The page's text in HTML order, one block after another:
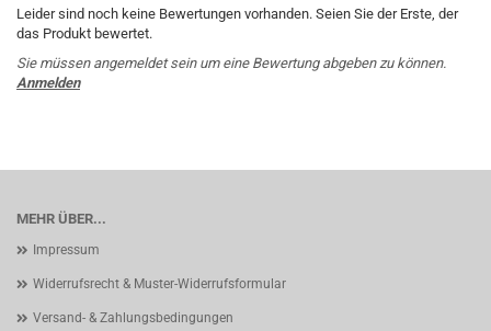
Leider sind noch keine Bewertungen vorhanden. Seien Sie der Erste, der
das Produkt bewertet.
Sie müssen angemeldet sein um eine Bewertung abgeben zu können.
Anmelden
MEHR ÜBER...
Impressum
Widerrufsrecht & Muster-Widerrufsformular
Versand- & Zahlungsbedingungen